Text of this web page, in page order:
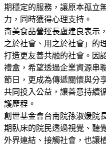
期穩定的服務，讓原本孤立
力，同時獲得心理支持。
奇美食品營運長盧建良表示
之於社會、用之於社會」的
打造更友善共融的社會。因
禮盒，希望透過企業資源串
節日，更成為傳遞關懷與分
共同投入公益，讓善意持續
護歷程。
創世基金會台南院孫淑媛院
期臥床的院民透過視覺、聽
外界連結、接觸社會，也讓